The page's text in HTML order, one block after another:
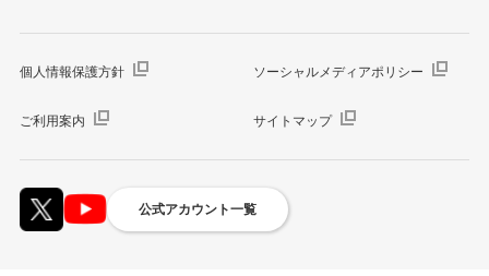
個人情報保護方針 ソーシャルメディアポリシー
ご利用案内 サイトマップ
公式アカウント一覧